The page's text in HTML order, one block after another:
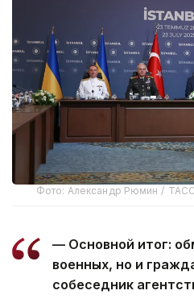
Фото: Александр Рюмин / ТАСС
— Основной итог:
военных, но и
собеседник